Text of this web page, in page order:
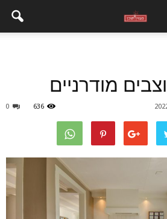
מודרניים
0 636